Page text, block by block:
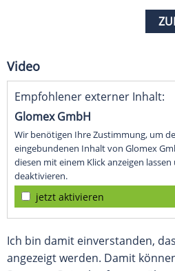
Video
Empfohlener externer Inhalt:
Glomex GmbH
Wir benötigen Ihre Zustimmung, um
eingebundenen Inhalt von Glomex
diesen mit einem Klick anzeigen
deaktivieren.
jetzt aktivieren
Ich bin damit einverstanden,
angezeigt werden. Damit